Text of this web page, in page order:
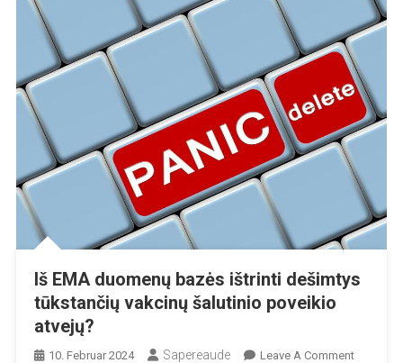
Iš EMA duomenų bazės ištrinti dešimtys
tūkstančių vakcinų šalutinio poveikio
atvejų?
10. Februar 2024 Sapereaude Leave A CommentOn